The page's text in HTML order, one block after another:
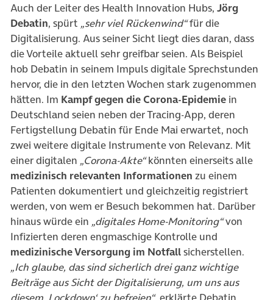
Auch der Leiter des Health Innovation Hubs, Jörg
Debatin, spürt „sehr viel Rückenwind“für die
Digitalisierung. Aus seiner Sicht liegt dies daran, dass
die Vorteile aktuell sehr greifbar seien. Als Beispiel
hob Debatin in seinem Impuls digitale Sprechstunden
hervor, die in den letzten Wochen stark zugenommen
hätten. Im Kampf gegen die Corona-Epidemie in
Deutschland seien neben der Tracing-App, deren
Fertigstellung Debatin für Ende Mai erwartet, noch
zwei weitere digitale Instrumente von Relevanz. Mit
einer digitalen „Corona-Akte“könnten einerseits alle
medizinisch relevanten Informationen zu einem
Patienten dokumentiert und gleichzeitig registriert
werden, von wem er Besuch bekommen hat. Darüber
hinaus würde ein „digitales Home-Monitoring“von
Infizierten deren engmaschige Kontrolle und
medizinische Versorgung im Notfallsicherstellen.
„Ich glaube, das sind sicherlich drei ganz wichtige
Beiträge aus Sicht der Digitalisierung, um uns aus